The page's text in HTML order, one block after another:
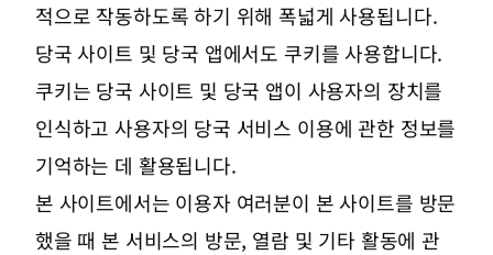
적으로 작동하도록 하기 위해 폭넓게 사용됩니다.
당국 사이트 및 당국 앱에서도 쿠키를 사용합니다.
쿠키는 당국 사이트 및 당국 앱이 사용자의 장치를
인식하고 사용자의 당국 서비스 이용에 관한 정보를
기억하는 데 활용됩니다.
본 사이트에서는 이용자 여러분이 본 사이트를 방문
했을 때 본 서비스의 방문, 열람 및 기타 활동에 관